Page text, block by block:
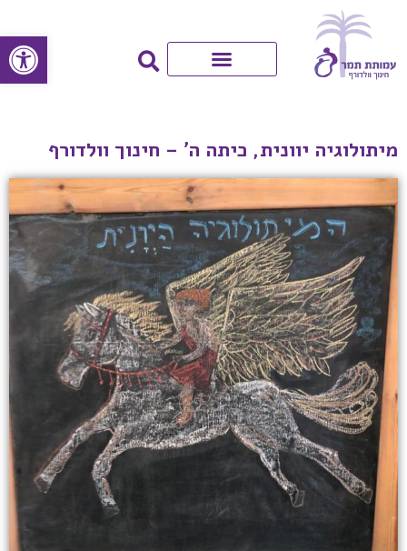
פתח
מיתולוגיה יוונית, כיתה ה' – חינוך וולדורף